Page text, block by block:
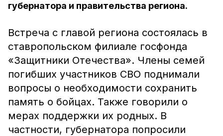
губернатора и правительства региона.
Встреча с главой региона состоялась в
ставропольском филиале госфонда
«Защитники Отечества». Члены семей
погибших участников СВО поднимали
вопросы о необходимости сохранить
память о бойцах. Также говорили о
мерах поддержки их родных. В
частности, губернатора попросили